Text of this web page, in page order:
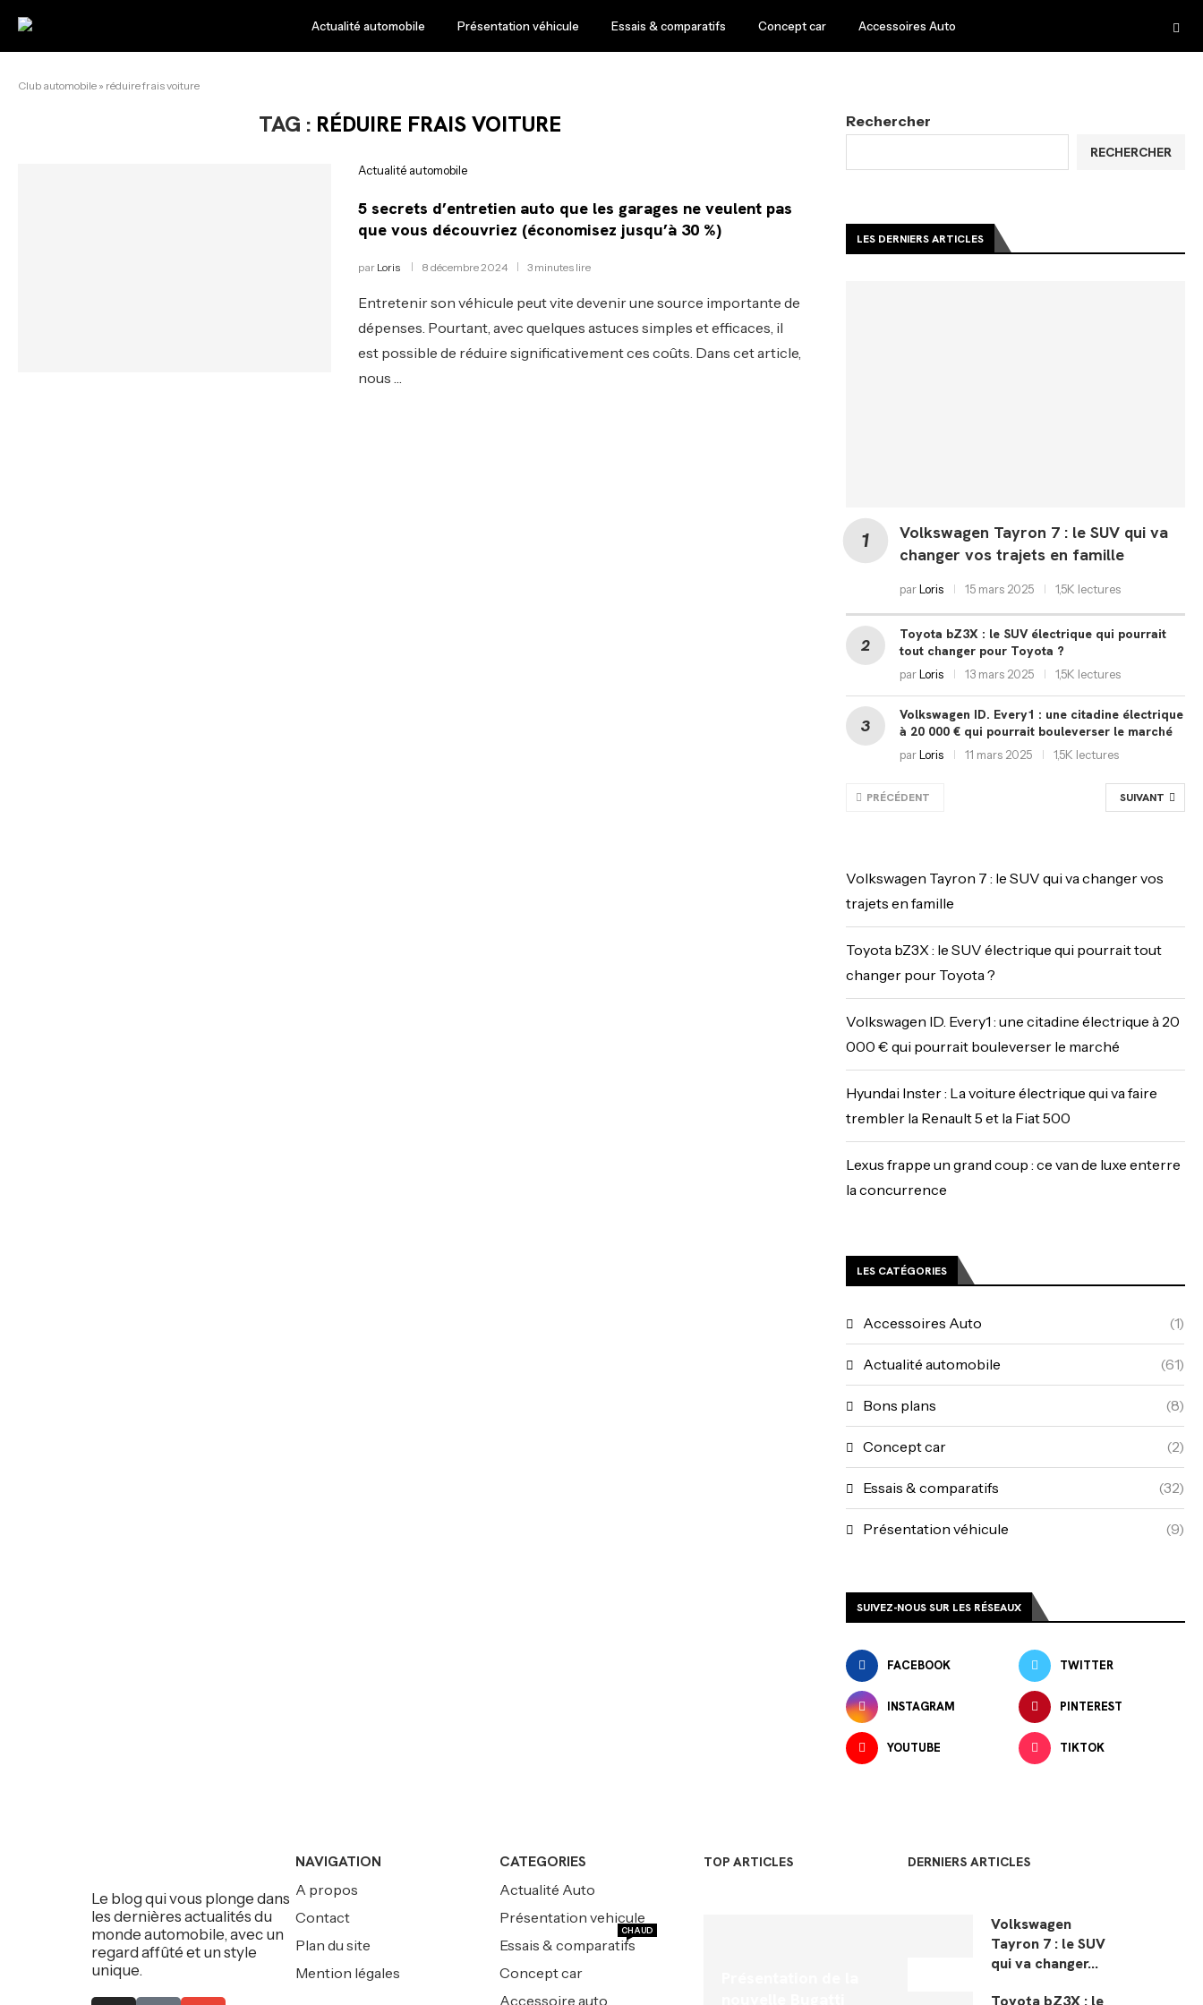
Actualité automobile Présentation véhicule Essais & comparatifs Concept car Accessoires Auto
Club automobile » réduire frais voiture
TAG : RÉDUIRE FRAIS VOITURE
Actualité automobile
5 secrets d’entretien auto que les garages ne veulent pas
que vous découvriez (économisez jusqu’à 30 %)
par Loris 8 décembre 2024 3 minutes lire
Entretenir son véhicule peut vite devenir une source importante de
dépenses. Pourtant, avec quelques astuces simples et efficaces, il
est possible de réduire significativement ces coûts. Dans cet article,
nous …
Rechercher
RECHERCHER
LES DERNIERS ARTICLES
Volkswagen Tayron 7 : le SUV qui va
changer vos trajets en famille
parLoris 15 mars 2025 1,5K lectures
Toyota bZ3X : le SUV électrique qui pourrait
tout changer pour Toyota ?
parLoris 13 mars 2025 1,5K lectures
Volkswagen ID. Every1 : une citadine électrique
à 20 000 € qui pourrait bouleverser le marché
parLoris 11 mars 2025 1,5K lectures
PRÉCÉDENT SUIVANT
Volkswagen Tayron 7 : le SUV qui va changer vos
trajets en famille
Toyota bZ3X : le SUV électrique qui pourrait tout
changer pour Toyota ?
Volkswagen ID. Every1 : une citadine électrique à 20
000 € qui pourrait bouleverser le marché
Hyundai Inster : La voiture électrique qui va faire
trembler la Renault 5 et la Fiat 500
Lexus frappe un grand coup : ce van de luxe enterre
la concurrence
LES CATÉGORIES
Accessoires Auto (1)
Actualité automobile (61)
Bons plans (8)
Concept car (2)
Essais & comparatifs (32)
Présentation véhicule (9)
SUIVEZ-NOUS SUR LES RÉSEAUX
FACEBOOK TWITTER
INSTAGRAM PINTEREST
YOUTUBE TIKTOK
Le blog qui vous plonge dans
les dernières actualités du
monde automobile, avec un
regard affûté et un style
unique.
NAVIGATION
A propos
Contact
Plan du site
Mention légales
CATEGORIES
Actualité Auto
Présentation vehicule
Essais & comparatifs
CHAUD
Concept car
Accessoire auto
TOP ARTICLES DERNIERS ARTICLES
Volkswagen
Tayron 7 : le SUV
qui va changer...
Toyota bZ3X : le